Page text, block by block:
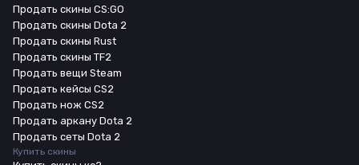
Продать скины CS:GO
Продать скины Dota 2
Продать скины Rust
Продать скины TF2
Продать вещи Steam
Продать кейсы CS2
Продать нож CS2
Продать аркану Dota 2
Продать сеты Dota 2
Купить скины